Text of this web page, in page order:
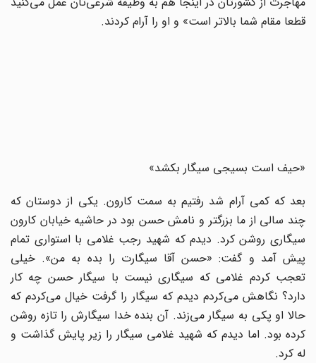
قطعا مقام شما بالاتر است» و او را آرام کردند.
«حیف است بسیجی سیگار بکشد»
بعد که کمی آرام شد رفتیم به سمت کارون. یکی از دوستان که
چند سالی از ما بزرگتر و نامش حسن بود در حاشیه خیابان کارون
سیگاری روشن کرد. دیدم که شهید رجب غلامی با استواری تمام
پیش آمد و گفت: «حسن آقا سیگارت را بده به من». خیلی
تعجب کردم غلامی که سیگاری نیست با سیگار حسن چه کار
دارد؟ نگاهش می‌کردم دیدم که سیگار را گرفت خیال می‌کردم که
حالا او پکی به سیگار می‌زند. آن بنده خدا سیگارش را تازه روشن
کرده بود. اما دیدم که شهید غلامی سیگار را زیر پایش گذاشت و
له کرد.